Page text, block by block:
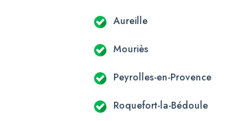
Aureille
Mouriès
Peyrolles-en-Provence
Roquefort-la-Bédoule